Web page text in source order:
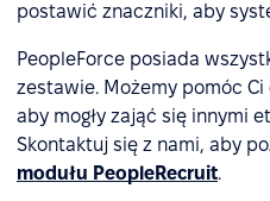
postawić znaczniki, aby
PeopleForce posiada
zestawie. Możemy pomóc
aby mogły zająć się innymi
Skontaktuj się z nami, aby
modułu PeopleRecruit.